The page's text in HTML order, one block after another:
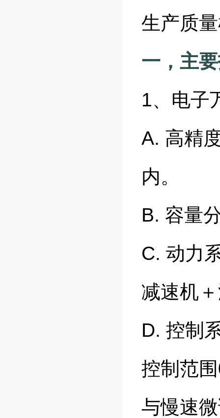
生产质
一，主
1、电子
A. 高精
内。
B. 容量
C. 动力
减速机
D. 控制
控制范
与慢速